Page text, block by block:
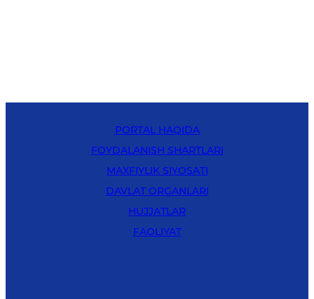
PORTAL HAQIDA
FOYDALANISH SHARTLARI
MAXFIYLIK SIYOSATI
DAVLAT ORGANLARI
HUJJATLAR
FAOLIYAT